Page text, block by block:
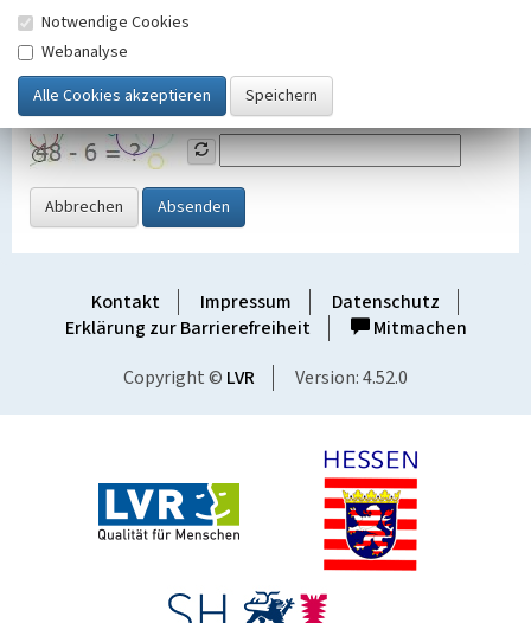
SicherheitsabfrageTragen Sie unten das Rechenergebnis aus der
Grafik ein
Abbrechen Absenden
Kontakt Impressum
Datenschutz
Erklärung zur Barrierefreiheit
Mitmachen
Copyright © LVR Version: 4.52.0
Notwendige Cookies
Webanalyse